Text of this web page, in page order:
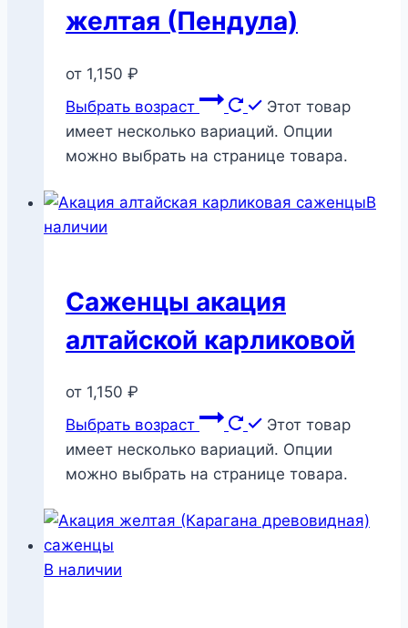
желтая (Пендула)
от 1,150 ₽
Выбрать возраст
Этот товар
имеет несколько вариаций. Опции
можно выбрать на странице товара.
В
наличии
Саженцы акация
алтайской карликовой
от 1,150 ₽
Выбрать возраст
Этот товар
имеет несколько вариаций. Опции
можно выбрать на странице товара.
В наличии